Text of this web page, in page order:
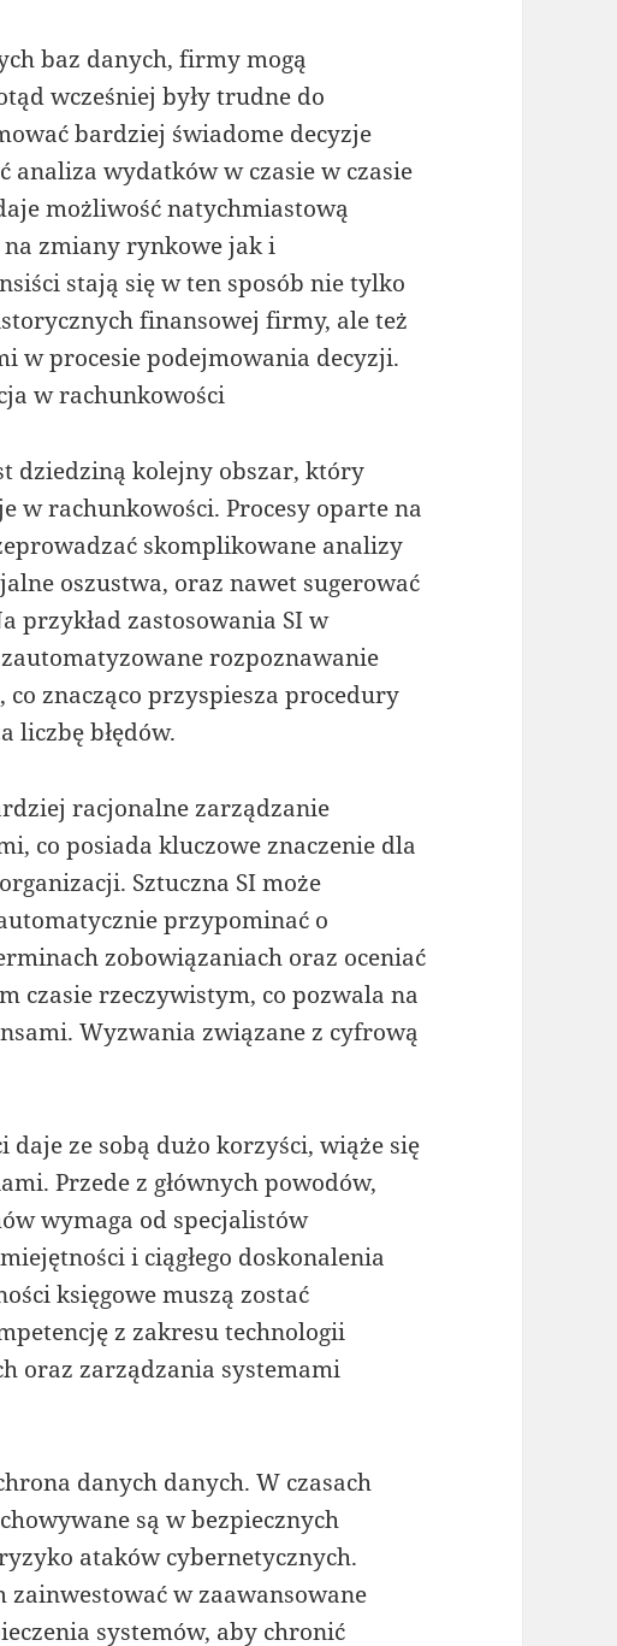
baz danych, firmy mogą
wcześniej były trudne do
bardziej świadome decyzje
analiza wydatków w czasie w czasie
możliwość natychmiastową
na zmiany rynkowe jak i
stają się w ten sposób nie tylko
finansowej firmy, ale też
w procesie podejmowania decyzji.
w rachunkowości
dziedziną kolejny obszar, który
w rachunkowości. Procesy oparte na
skomplikowane analizy
oszustwa, oraz nawet sugerować
przykład zastosowania SI w
rozpoznawanie
znacząco przyspiesza procedury
liczbę błędów.
racjonalne zarządzanie
co posiada kluczowe znaczenie dla
Sztuczna SI może
przypominać o
zobowiązaniach oraz oceniać
czasie rzeczywistym, co pozwala na
Wyzwania związane z cyfrową
ze sobą dużo korzyści, wiąże się
Przede z głównych powodów,
wymaga od specjalistów
i ciągłego doskonalenia
księgowe muszą zostać
z zakresu technologii
oraz zarządzania systemami
danych danych. W czasach
są w bezpiecznych
ataków cybernetycznych.
w zaawansowane
systemów, aby chronić